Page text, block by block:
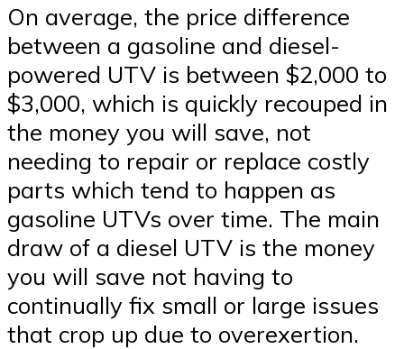
On average, the price difference
between a gasoline and diesel-
powered UTV is between $2,000 to
$3,000, which is quickly recouped in
the money you will save, not
needing to repair or replace costly
parts which tend to happen as
gasoline UTVs over time. The main
draw of a diesel UTV is the money
you will save not having to
continually fix small or large issues
that crop up due to overexertion.